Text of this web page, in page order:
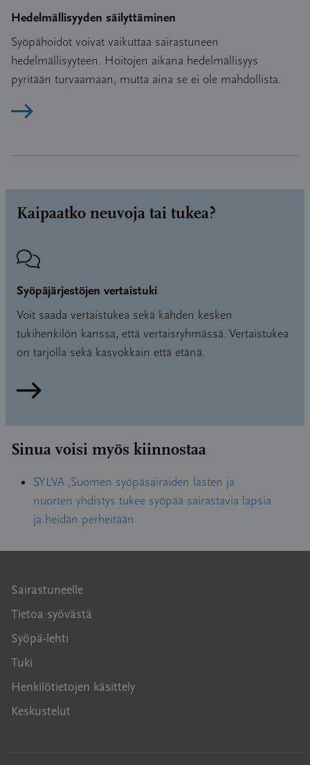
Hedelmällisyyden säilyttäminen
Syöpähoidot voivat vaikuttaa sairastuneen
hedelmällisyyteen. Hoitojen aikana hedelmällisyys
pyritään turvaamaan, mutta aina se ei ole mahdollista.
Lue artikkeli
Kaipaatko neuvoja tai tukea?
Syöpäjärjestöjen vertaistuki
Voit saada vertaistukea sekä kahden kesken
tukihenkilön kanssa, että vertaisryhmässä. Vertaistukea
on tarjolla sekä kasvokkain että etänä.
Lue lisää
Sinua voisi myös kiinnostaa
SYLVA ,Suomen syöpäsairaiden lasten ja
nuorten yhdistys tukee syöpää sairastavia lapsia
ja heidän perheitään
Sairastuneelle
Tietoa syövästä
Syöpä-lehti
Tuki
Henkilötietojen käsittely
Keskustelut